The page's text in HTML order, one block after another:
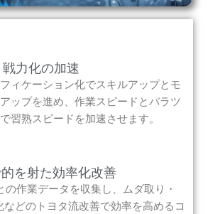
力化の加速
ィケーション化でスキルアップとモ
ップを進め、作業スピードとバラツ
習熟スピードを加速させます。
を射た効率化改善
の作業データを収集し、ムダ取り・
などのトヨタ流改善で効率を高めるコ